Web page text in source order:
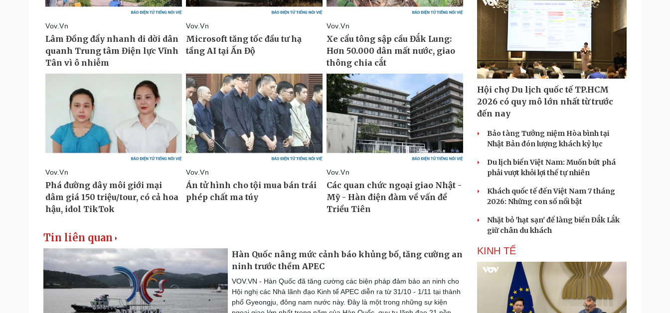
Tin liên quan
Hàn Quốc nâng mức cảnh báo khủng bố, tăng cường an
ninh trước thềm APEC
VOV.VN - Hàn Quốc đã tăng cường các biện pháp đảm bảo an ninh cho
Hội nghị các Nhà lãnh đạo Kinh tế APEC diễn ra từ 31/10 - 1/11 tại thành
phố Gyeongju, đông nam nước này. Đây là một trong những sự kiện
Hội chợ Du lịch quốc tế TP.HCM
2026 có quy mô lớn nhất từ trước
đến nay
Bảo tàng Tưởng niệm Hòa bình tại
Nhật Bản đón lượng khách kỷ lục
Du lịch biển Việt Nam: Muốn bứt phá
phải vượt khỏi lợi thế tự nhiên
Khách quốc tế đến Việt Nam 7 tháng
2026: Những con số nổi bật
Nhặt bỏ 'hạt sạn' để làng biển Đắk Lắk
giữ chân du khách
KINH TẾ